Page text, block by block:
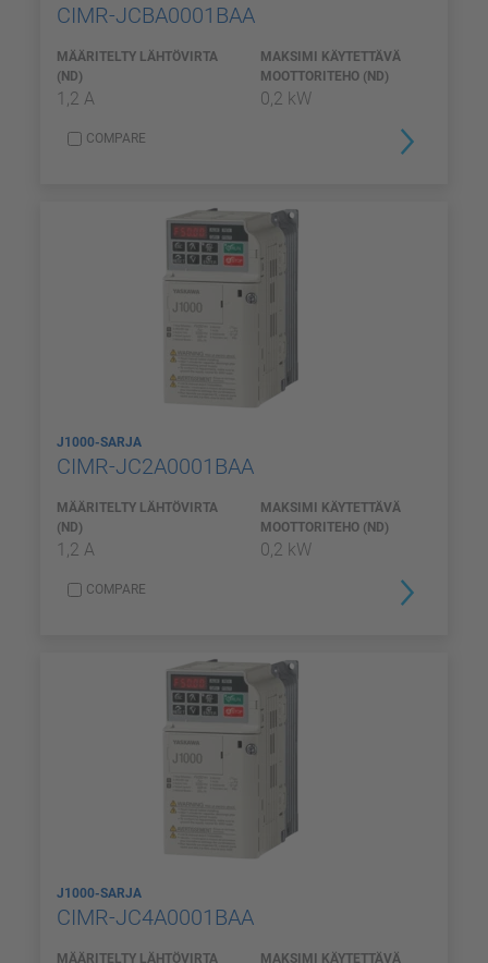
CIMR-JCBA0001BAA
MÄÄRITELTY LÄHTÖVIRTA
(ND)
1,2 A
MAKSIMI KÄYTETTÄVÄ
MOOTTORITEHO (ND)
0,2 kW
COMPARE
J1000-SARJA
CIMR-JC2A0001BAA
MÄÄRITELTY LÄHTÖVIRTA
(ND)
1,2 A
MAKSIMI KÄYTETTÄVÄ
MOOTTORITEHO (ND)
0,2 kW
COMPARE
J1000-SARJA
CIMR-JC4A0001BAA
MÄÄRITELTY LÄHTÖVIRTA
MAKSIMI KÄYTETTÄVÄ